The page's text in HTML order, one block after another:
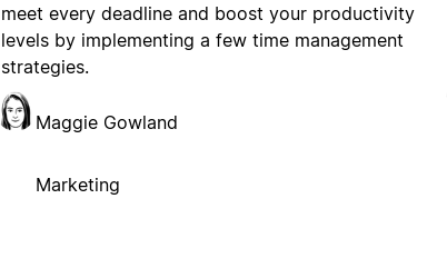
meet every deadline and boost your productivity
levels by implementing a few time management
strategies.
Maggie Gowland
Marketing